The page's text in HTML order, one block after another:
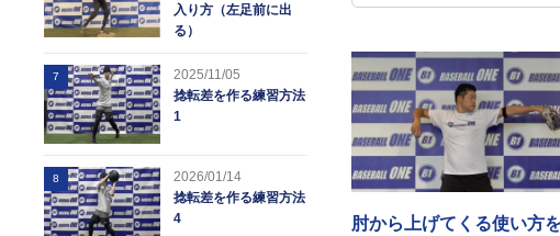
入り方（左足前に出
る）
7
2025/11/05
捻転差を作る練習方法
1
8
2026/01/14
捻転差を作る練習方法
4
肘から上げてくる使い方